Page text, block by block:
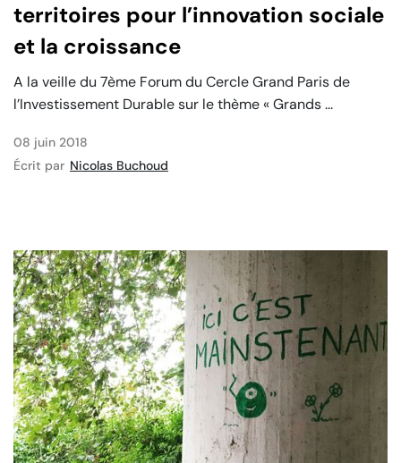
territoires pour l’innovation sociale
et la croissance
A la veille du 7ème Forum du Cercle Grand Paris de
l’Investissement Durable sur le thème « Grands ...
08 juin 2018
Écrit par Nicolas Buchoud